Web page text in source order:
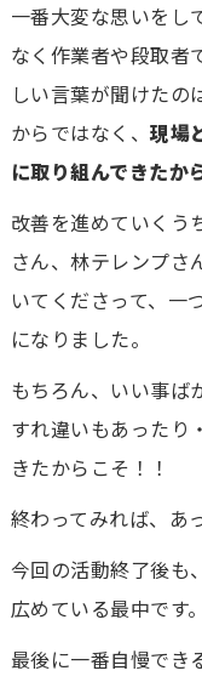
一番大変な思いをし
なく作業者や段取者
しい言葉が聞けたの
からではなく、現場
に取り組んできたか
改善を進めていくう
さん、林テレンプさ
いてくださって、一
になりました。
もちろん、いい事ば
すれ違いもあったり
きたからこそ！！
終わってみれば、あ
今回の活動終了後も
広めている最中です。
最後に一番自慢でき